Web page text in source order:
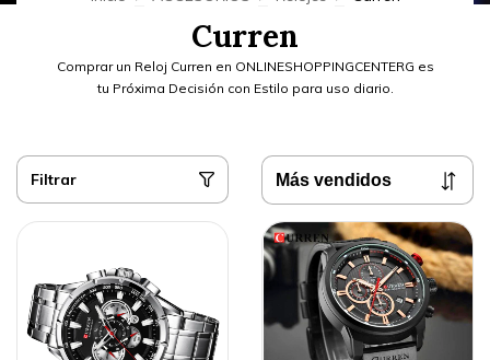
Curren
Comprar un Reloj Curren en ONLINESHOPPINGCENTERG es
tu Próxima Decisión con Estilo para uso diario.
Filtrar